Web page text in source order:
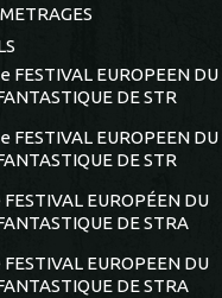
FESTIVAL EUROPEEN DU
DE STR
FESTIVAL EUROPEEN DU
DE STR
EUROPÉEN DU
DE STRA
EUROPEEN DU
DE STRA